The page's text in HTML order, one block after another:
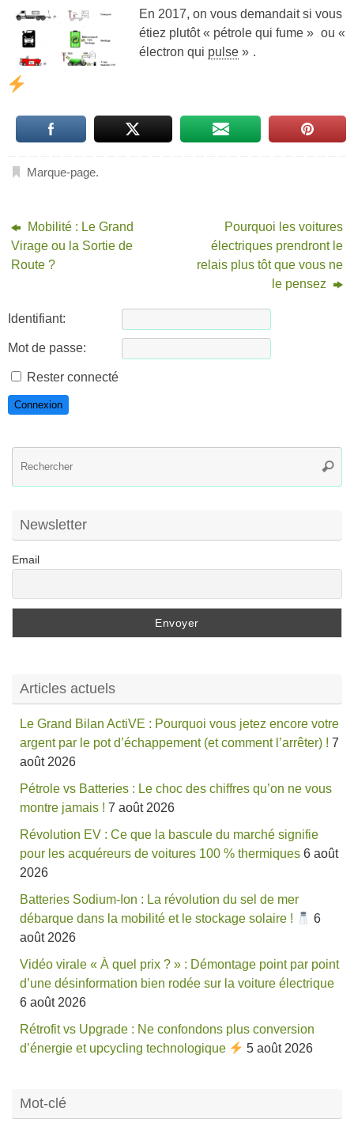
En 2017, on vous demandait si vous
étiez plutôt « pétrole qui fume » ou «
électron qui pulse » .
Marque-page.
Mobilité : Le Grand
Virage ou la Sortie de
Route ?
Pourquoi les voitures
électriques prendront le
relais plus tôt que vous ne
le pensez
Identifiant:
Mot de passe:
Rester connecté
Connexion
Newsletter
Email
Articles actuels
Le Grand Bilan ActiVE : Pourquoi vous jetez encore votre
argent par le pot d’échappement (et comment l’arrêter) ! 7
août 2026
Pétrole vs Batteries : Le choc des chiffres qu’on ne vous
montre jamais ! 7 août 2026
Révolution EV : Ce que la bascule du marché signifie
pour les acquéreurs de voitures 100 % thermiques 6 août
2026
Batteries Sodium-Ion : La révolution du sel de mer
débarque dans la mobilité et le stockage solaire !
6
août 2026
Vidéo virale « À quel prix ? » : Démontage point par point
d’une désinformation bien rodée sur la voiture électrique
6 août 2026
Rétrofit vs Upgrade : Ne confondons plus conversion
d’énergie et upcycling technologique
5 août 2026
Mot-clé